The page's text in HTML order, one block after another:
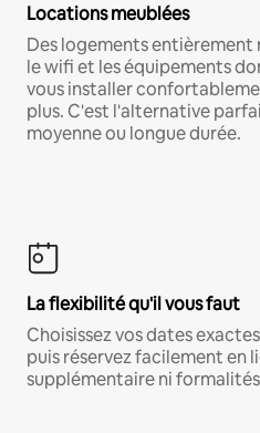
Locations meublées
Des logements entièrement
le wifi et les équipements
vous installer
plus. C'est l'alternative
moyenne ou longue durée.
La flexibilité qu'il vous faut
Choisissez vos dates
puis réservez facilement en
supplémentaire ni